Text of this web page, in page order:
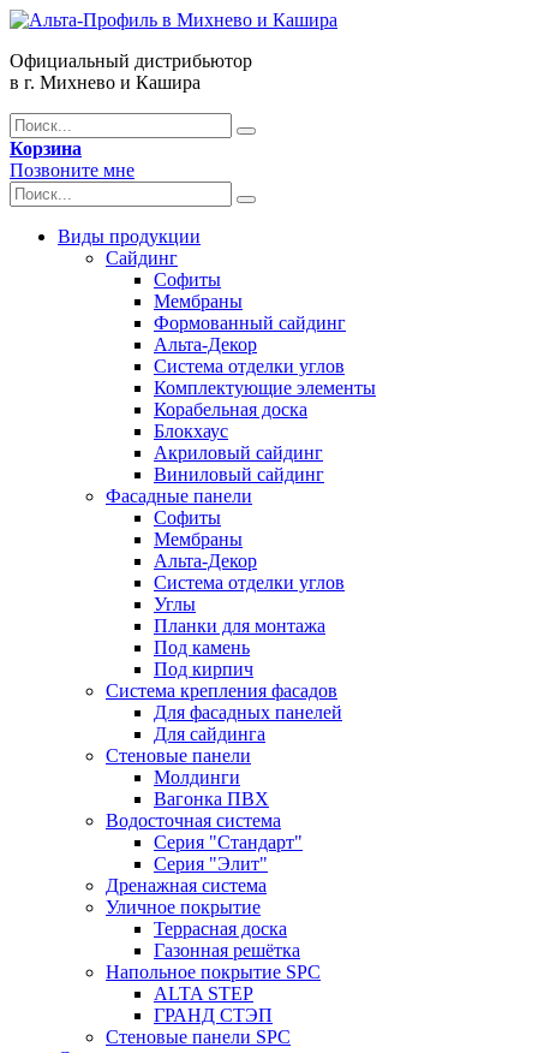
Официальный дистрибьютор
в г. Михнево и Кашира
Корзина
Позвоните мне
Виды продукции
Сайдинг
Софиты
Мембраны
Формованный сайдинг
Альта-Декор
Система отделки углов
Комплектующие элементы
Корабельная доска
Блокхаус
Акриловый сайдинг
Виниловый сайдинг
Фасадные панели
Софиты
Мембраны
Альта-Декор
Система отделки углов
Углы
Планки для монтажа
Под камень
Под кирпич
Система крепления фасадов
Для фасадных панелей
Для сайдинга
Стеновые панели
Молдинги
Вагонка ПВХ
Водосточная система
Серия "Стандарт"
Серия "Элит"
Дренажная система
Уличное покрытие
Террасная доска
Газонная решётка
Напольное покрытие SPC
ALTA STEP
ГРАНД СТЭП
Стеновые панели SPC